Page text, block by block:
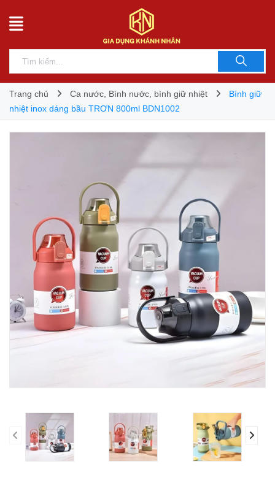
Trang chủ Ca nước, Bình nước, bình giữ nhiệt
Bình giữ
nhiệt inox dáng bầu TRƠN 800ml BDN1002
prev